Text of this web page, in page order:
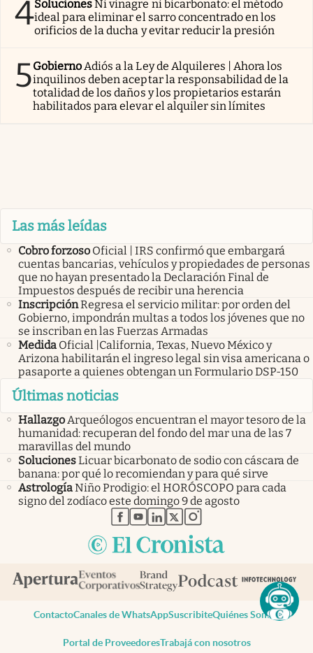
4SolucionesNi vinagre ni bicarbonato: el método
ideal para eliminar el sarro concentrado en los
orificios de la ducha y evitar reducir la presión
5GobiernoAdiós a la Ley de Alquileres | Ahora los
inquilinos deben aceptar la responsabilidad de la
totalidad de los daños y los propietarios estarán
habilitados para elevar el alquiler sin límites
Las más leídas
Cobro forzoso Oficial | IRS confirmó que embargará
cuentas bancarias, vehículos y propiedades de personas
que no hayan presentado la Declaración Final de
Impuestos después de recibir una herencia
InscripciónRegresa el servicio militar: por orden del
Gobierno, impondrán multas a todos los jóvenes que no
se inscriban en las Fuerzas Armadas
Medida Oficial |California, Texas, Nuevo México y
Arizona habilitarán el ingreso legal sin visa americana o
pasaporte a quienes obtengan un Formulario DSP-150
Últimas noticias
HallazgoArqueólogos encuentran el mayor tesoro de la
humanidad: recuperan del fondo del mar una de las 7
maravillas del mundo
SolucionesLicuar bicarbonato de sodio con cáscara de
banana: por qué lo recomiendan y para qué sirve
AstrologíaNiño Prodigio: el HORÓSCOPO para cada
signo del zodíaco este domingo 9 de agosto
abre en nueva pestaña
abre en nueva pestaña
abre en nueva pestaña
abre en nueva pestaña
abre en nueva pestaña
ContactoCanales de WhatsAppSuscribiteQuiénes Somos
Portal de ProveedoresTrabajá con nosotros